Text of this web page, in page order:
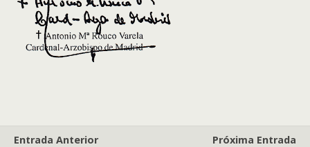
Entrada Anterior
Próxima Entrada